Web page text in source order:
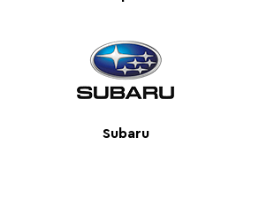
Subaru